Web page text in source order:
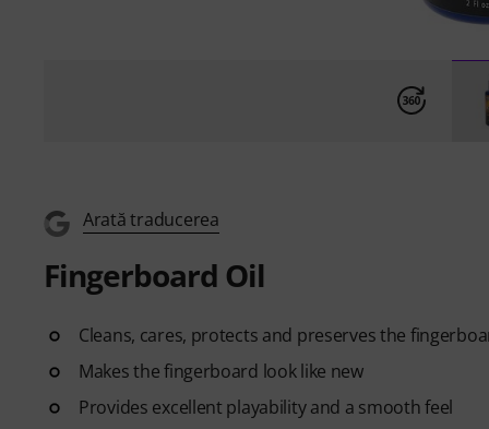
Arată traducerea
Fingerboard Oil
Cleans, cares, protects and preserves the
Makes the fingerboard look like new
Provides excellent playability and a smooth feel